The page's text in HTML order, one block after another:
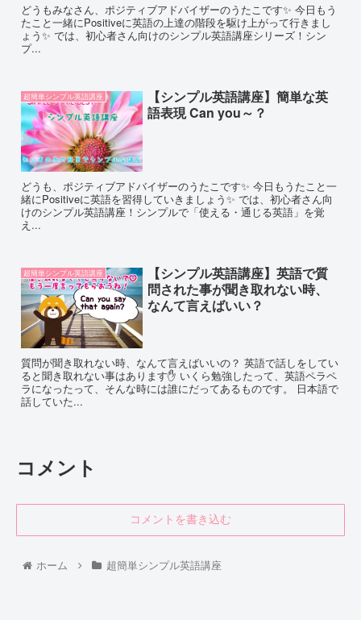
どうもみなさん、ポジティブアドバイザーのうたこです✨ 今日もう
たこと一緒にPositiveに英語の上達の階段を駆け上がって行きまし
ょう✨ では、初心者さん向けのシンプル英語講座シリーズ！シン
プ...
超簡単シンプル英語講座
【シンプル英語講座】簡単な英
語表現 Can you～？
どうも、ポジティブアドバイザーのうたこです✨ 今日もうたこと一
緒にPositiveに英語を習得していきましょう✨ では、初心者さん向
けのシンプル英語講座！シンプルで「使える・通じる英語」を覚
え...
超簡単シンプル英語講座
【シンプル英語講座】英語で質
問された事が聞き取れない時、
なんて言えばいい？
質問が聞き取れない時、なんて言えばいいの？ 英語で話しをしてい
ると聞き取れない事はあります✋ いくら勉強したって、英語ペラペ
ラになったって、そんな時には誰にだってあるものです。 日本語で
話していた...
コメント
コメントを書き込む
ホーム 超簡単シンプル英語講座